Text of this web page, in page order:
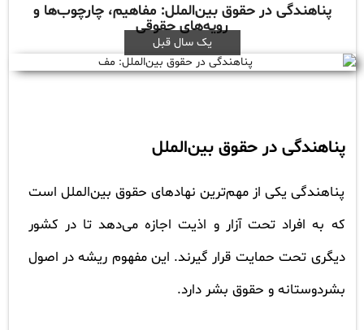
پناهندگی در حقوق بین‌الملل: مفاهیم، چارچوب‌ها و
رویه‌های حقوقی
یک سال قبل
پناهندگی در حقوق بین‌الملل
پناهندگی یکی از مهم‌ترین نهادهای حقوق بین‌الملل است
که به افراد تحت آزار و اذیت اجازه می‌دهد تا در کشور
دیگری تحت حمایت قرار گیرند. این مفهوم ریشه در اصول
بشردوستانه و حقوق بشر دارد.